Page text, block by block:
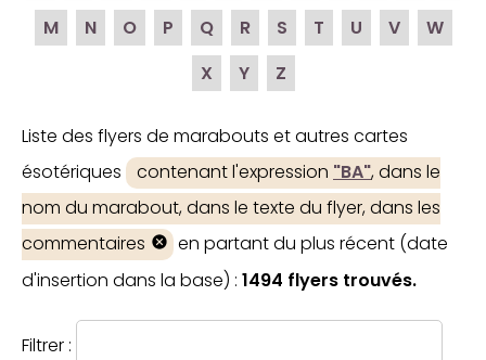
M
N O P Q R S T U V
W
X
Y Z
Liste des flyers de marabouts et autres cartes
ésotériques
contenant l'expression "BA", dans le
nom du marabout, dans le texte du flyer, dans les
commentaires
en partant du plus récent (date
d'insertion dans la base) : 1494 flyers trouvés.
Filtrer :